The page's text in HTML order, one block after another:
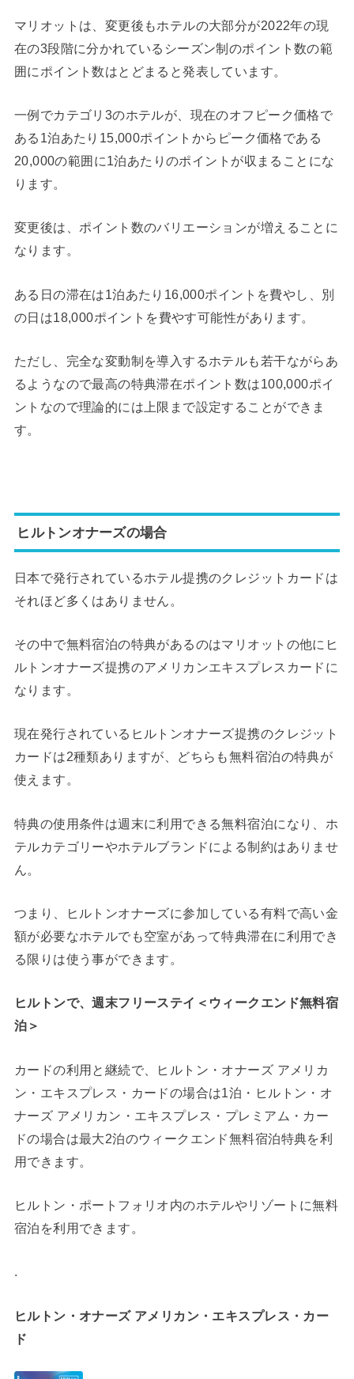
マリオットは、変更後もホテルの大部分が2022年の現
在の3段階に分かれているシーズン制のポイント数の範
囲にポイント数はとどまると発表しています。
一例でカテゴリ3のホテルが、現在のオフピーク価格で
ある1泊あたり15,000ポイントからピーク価格である
20,000の範囲に1泊あたりのポイントが収まることにな
ります。
変更後は、ポイント数のバリエーションが増えることに
なります。
ある日の滞在は1泊あたり16,000ポイントを費やし、別
の日は18,000ポイントを費やす可能性があります。
ただし、完全な変動制を導入するホテルも若干ながらあ
るようなので最高の特典滞在ポイント数は100,000ポイ
ントなので理論的には上限まで設定することができま
す。
ヒルトンオナーズの場合
日本で発行されているホテル提携のクレジットカードは
それほど多くはありません。
その中で無料宿泊の特典があるのはマリオットの他にヒ
ルトンオナーズ提携のアメリカンエキスプレスカードに
なります。
現在発行されているヒルトンオナーズ提携のクレジット
カードは2種類ありますが、どちらも無料宿泊の特典が
使えます。
特典の使用条件は週末に利用できる無料宿泊になり、ホ
テルカテゴリーやホテルブランドによる制約はありませ
ん。
つまり、ヒルトンオナーズに参加している有料で高い金
額が必要なホテルでも空室があって特典滞在に利用でき
る限りは使う事ができます。
ヒルトンで、週末フリーステイ＜ウィークエンド無料宿
泊＞
カードの利用と継続で、ヒルトン・オナーズ アメリカ
ン・エキスプレス・カードの場合は1泊・ヒルトン・オ
ナーズ アメリカン・エキスプレス・プレミアム・カー
ドの場合は最大2泊のウィークエンド無料宿泊特典を利
用できます。
ヒルトン・ポートフォリオ内のホテルやリゾートに無料
宿泊を利用できます。
.
ヒルトン・オナーズ アメリカン・エキスプレス・カー
ド